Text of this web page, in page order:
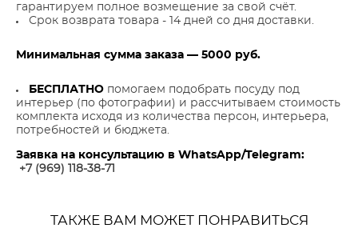
гарантируем полное возмещение за свой счёт.
Срок возврата товара - 14 дней со дня доставки.
Минимальная сумма заказа — 5000 руб.
БЕСПЛАТНО помогаем подобрать посуду под
интерьер (по фотографии) и рассчитываем стоимость
комплекта исходя из количества персон, интерьера,
потребностей и бюджета.
Заявка на консультацию в WhatsApp/Telegram:
+7 (969) 118-38-7
ТАКЖЕ ВАМ МОЖЕТ ПОНРАВИТЬСЯ